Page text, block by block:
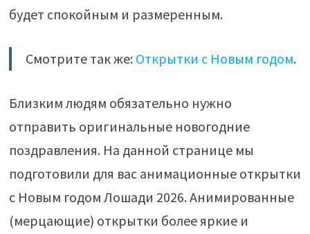
будет спокойным и размеренным.
Смотрите так же: Открытки с Новым годом.
Близким людям обязательно нужно
отправить оригинальные новогодние
поздравления. На данной странице мы
подготовили для вас анимационные открытки
с Новым годом Лошади 2026. Анимированные
(мерцающие) открытки более яркие и